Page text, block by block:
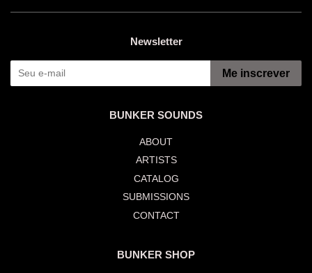
Newsletter
Me inscrever
BUNKER SOUNDS
ABOUT
ARTISTS
CATALOG
SUBMISSIONS
CONTACT
BUNKER SHOP